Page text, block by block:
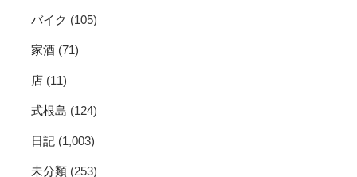
バイク (105)
家酒 (71)
店 (11)
式根島 (124)
日記 (1,003)
未分類 (253)